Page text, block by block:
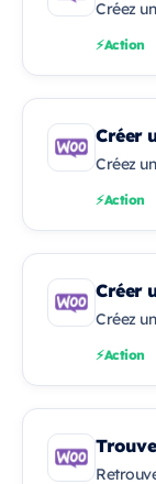
Créez
Action
Créer
Créez
Action
Créer
Créez
Action